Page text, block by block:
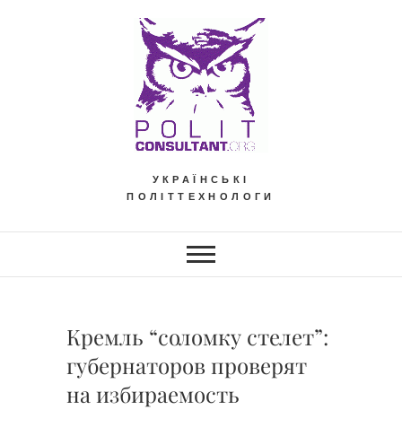
УКРАЇНСЬКІ
ПОЛІТТЕХНОЛОГИ
Кремль “соломку стелет”:
губернаторов проверят
на избираемость